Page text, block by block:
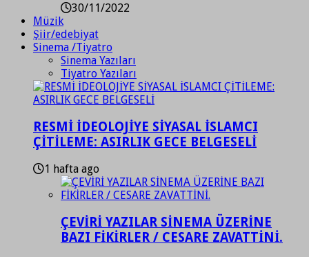
30/11/2022
Müzik
Şiir/edebiyat
Sinema /Tiyatro
Sinema Yazıları
Tiyatro Yazıları
RESMİ İDEOLOJİYE SİYASAL İSLAMCI
ÇİTİLEME: ASIRLIK GECE BELGESELİ
1 hafta ago
ÇEVİRİ YAZILAR SİNEMA ÜZERİNE
BAZI FİKİRLER / CESARE ZAVATTİNİ.